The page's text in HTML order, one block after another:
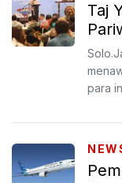
Taj
para